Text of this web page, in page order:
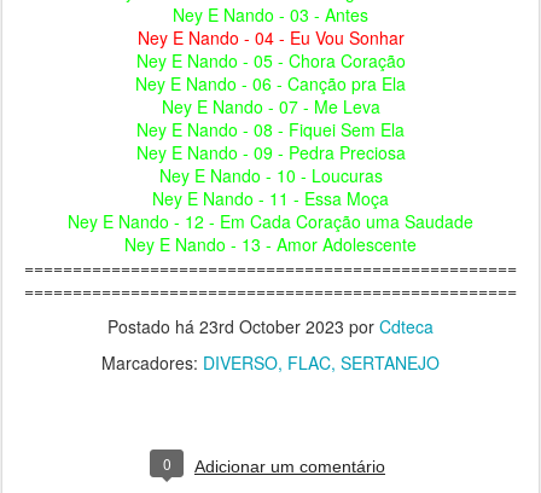
Ney E Nando - 03 - Antes
Ney E Nando - 04 - Eu Vou Sonhar
Ney E Nando - 05 - Chora Coração
Ney E Nando - 06 - Canção pra Ela
Ney E Nando - 07 - Me Leva
Ney E Nando - 08 - Fiquei Sem Ela
Ney E Nando - 09 - Pedra Preciosa
Ney E Nando - 10 - Loucuras
Ney E Nando - 11 - Essa Moça
Ney E Nando - 12 - Em Cada Coração uma Saudade
Ney E Nando - 13 - Amor Adolescente
===================================================
===================================================
Postado há 23rd October 2023 por Cdteca
Marcadores: DIVERSO FLAC SERTANEJO
0 Adicionar um comentário